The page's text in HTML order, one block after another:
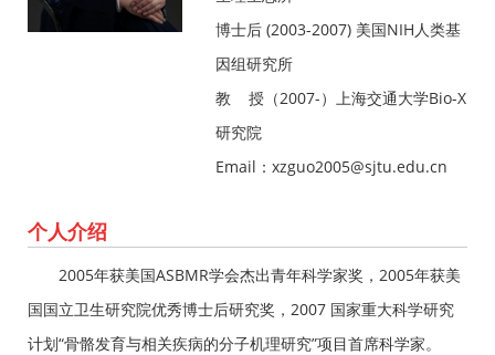
博士后 (2003-2007) 美国NIH人类基
因组研究所
教 授（2007-）上海交通大学Bio-X
研究院
Email：xzguo2005@sjtu.edu.cn
个人介绍
2005年获美国ASBMR学会杰出青年科学家奖，2005年获美
国国立卫生研究院优秀博士后研究奖， 2007 国家重大科学研究
计划“骨骼发育与相关疾病的分子机理研究”项目首席科学家。